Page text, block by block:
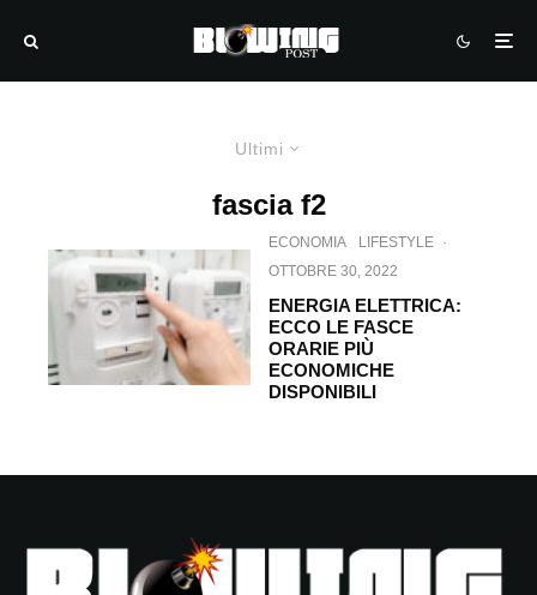
Ultimi
fascia f2
ECONOMIA LIFESTYLE ·
OTTOBRE 30, 2022
ENERGIA ELETTRICA:
ECCO LE FASCE
ORARIE PIÙ
ECONOMICHE
DISPONIBILI